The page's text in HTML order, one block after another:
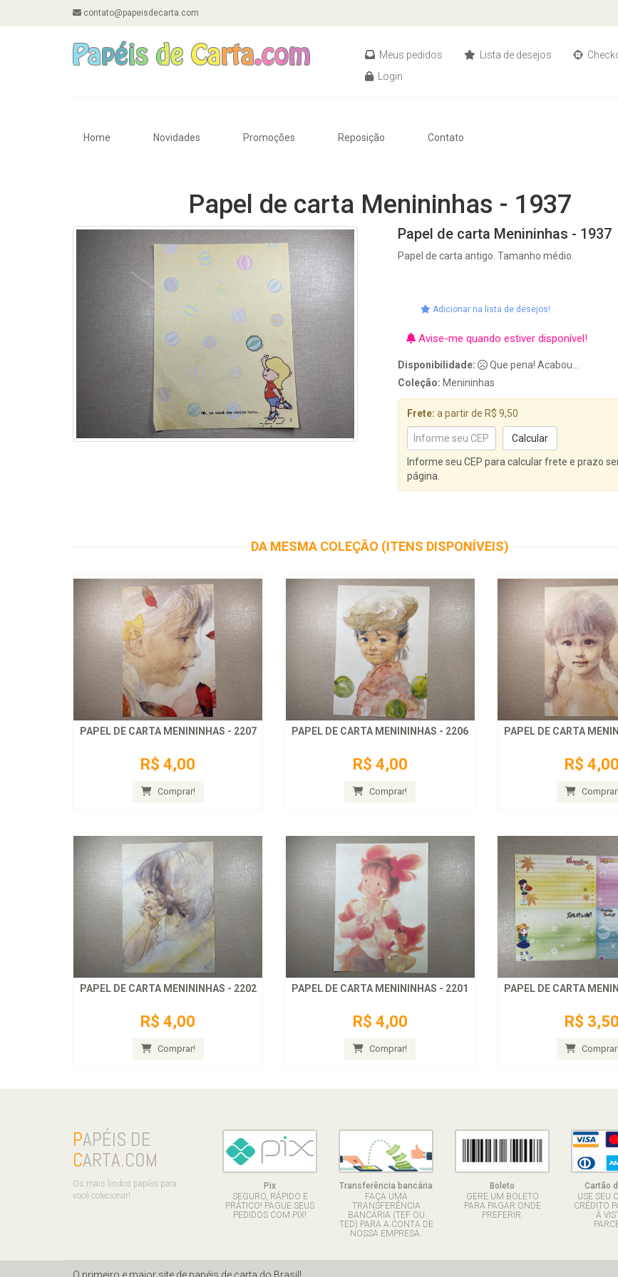
contato@papeisdecarta.com
Meus pedidos Lista de desejos
Login
Home Novidades Promoções Reposição Contato
Papel de carta Menininhas - 1937
Papel de carta Menininhas - 1937
Papel de carta antigo. Tamanho médio.
Adicionar na lista de desejos!
Avise-me quando estiver disponível!
Disponibilidade:
Que pena! Acabou...
Coleção: Menininhas
Frete: a partir de R$ 9,50
Informe seu CEP para calcular frete e prazo
página.
DA MESMA COLEÇÃO (ITENS DISPONÍVEIS)
PAPEL DE CARTA MENININHAS - 2207
R$ 4,00
Comprar!
PAPEL DE CARTA MENININHAS - 2206
R$ 4,00
Comprar!
PAPEL DE CARTA
R$ 4,00
PAPEL DE CARTA MENININHAS - 2202
R$ 4,00
Comprar!
PAPEL DE CARTA MENININHAS - 2201
R$ 4,00
Comprar!
PAPEL DE CARTA
R$ 3,50
PAPÉIS DE
CARTA.COM
Os mais lindos papéis para
você colecionar!
Pix
SEGURO, RÁPIDO E
PRÁTICO! PAGUE SEUS
PEDIDOS COM PIX!
Transferência bancária
FAÇA UMA
TRANSFERÊNCIA
BANCÁRIA (TEF OU
TED) PARA A CONTA DE
NOSSA EMPRESA.
Boleto
GERE UM BOLETO
PARA PAGAR ONDE
PREFERIR.
Cartão
USE SEU
CRÉDITO
À